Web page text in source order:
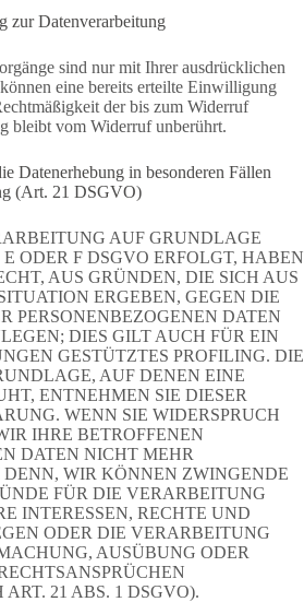
zur Datenverarbeitung
sind nur mit Ihrer ausdrücklichen
eine bereits erteilte Einwilligung
der bis zum Widerruf
bleibt vom Widerruf unberührt.
Datenerhebung in besonderen Fällen
(Art. 21 DSGVO)
AUF GRUNDLAGE
ODER F DSGVO ERFOLGT, HABEN
AUS GRÜNDEN, DIE SICH AUS
ERGEBEN, GEGEN DIE
PERSONENBEZOGENEN DATEN
DIES GILT AUCH FÜR EIN
GESTÜTZTES PROFILING. DIE
AUF DENEN EINE
ENTNEHMEN SIE DIESER
WENN SIE WIDERSPRUCH
IHRE BETROFFENEN
DATEN NICHT MEHR
WIR KÖNNEN ZWINGENDE
FÜR DIE VERARBEITUNG
INTERESSEN, RECHTE UND
ODER DIE VERARBEITUNG
AUSÜBUNG ODER
21 ABS. 1 DSGVO).